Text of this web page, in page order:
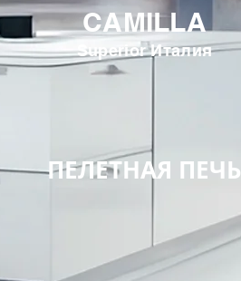
CAMILLA
Superior Италия
ПЕЛЕТНАЯ ПЕЧЬ